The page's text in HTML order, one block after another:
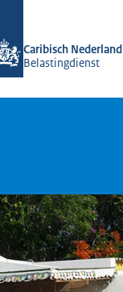
Caribisch Nederland
Belastingdienst